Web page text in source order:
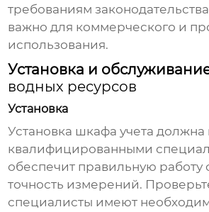
требованиям
важно для коммерческого и
использования.
Установка и
водных ресурсов
Установка
Установка шкафа учета должна
квалифицированными
обеспечит правильную работу
точность измерений.
специалисты имеют